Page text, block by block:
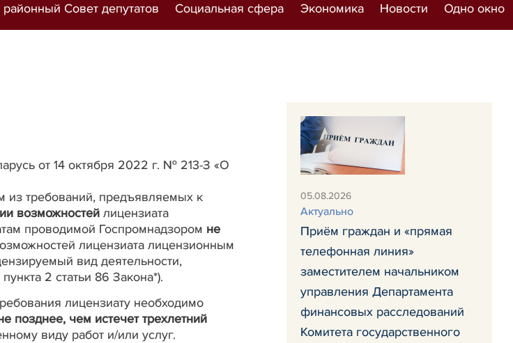
Совет депутатов Социальная сфера Экономика Новости Одно окно
от 14 октября 2022 г. № 213-З «О
из требований, предъявляемых к
возможностей лицензиата
проводимой Госпромнадзором не
лицензиата лицензионным
вид деятельности,
2 статьи 86 Закона*).
лицензиату необходимо
позднее, чем истечет трехлетний
виду работ и/или услуг.
05.08.2026
Актуально
Приём граждан и «прямая
телефонная линия»
заместителем начальником
управления Департамента
финансовых расследований
Комитета государственного